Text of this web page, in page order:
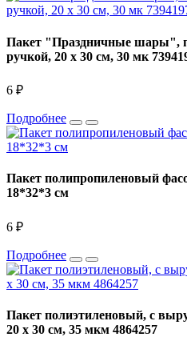
Пакет "Праздничные шары",
ручкой, 20 х 30 см, 30 мк
6 ₽
Подробнее
Пакет полипропиленовый
18*32*3 см
6 ₽
Подробнее
Пакет полиэтиленовый, с
20 х 30 см, 35 мкм 4864257